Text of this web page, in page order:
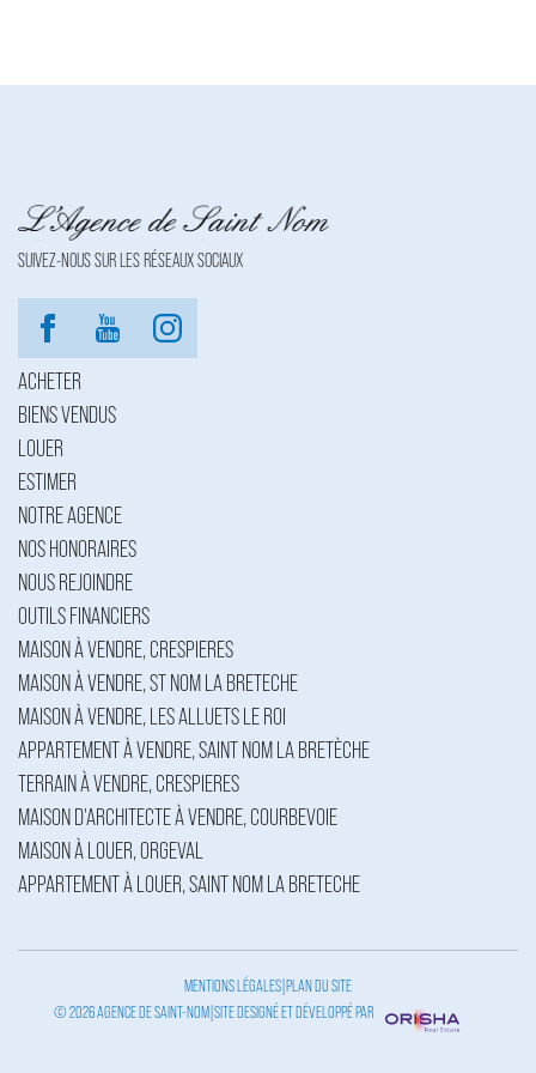
SUIVEZ-NOUS SUR LES RÉSEAUX SOCIAUX
ACHETER
BIENS VENDUS
LOUER
ESTIMER
NOTRE AGENCE
NOS HONORAIRES
NOUS REJOINDRE
OUTILS FINANCIERS
MAISON À VENDRE, CRESPIERES
MAISON À VENDRE, ST NOM LA BRETECHE
MAISON À VENDRE, LES ALLUETS LE ROI
APPARTEMENT À VENDRE, SAINT NOM LA BRETÈCHE
TERRAIN À VENDRE, CRESPIERES
MAISON D'ARCHITECTE À VENDRE, COURBEVOIE
MAISON À LOUER, ORGEVAL
APPARTEMENT À LOUER, SAINT NOM LA BRETECHE
MENTIONS LÉGALES PLAN DU SITE
© 2026 AGENCE DE SAINT-NOM SITE DESIGNÉ ET DÉVELOPPÉ PAR